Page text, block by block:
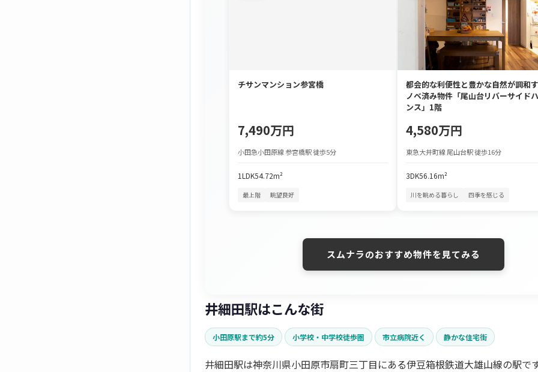
チサンマンション参宮橋
7,490万円
小田急小田原線 参宮橋駅 徒歩5分
1LDK54.72m²
最上階 眺望良好
都会的な利便性と豊かな自然が調和
ノベ済み物件「尾山台リバーサイド
ンス」1階
4,580万円
東急大井町線 尾山台駅 徒歩16分
3DK56.16m²
川を眺める暮らし 四季を感じる
スムナラのおすすめ物件を見てみる
井細田駅はこんな街
小田原駅まで約5分 小学校・中学校徒歩圏 市立病院近く 静かな住宅街
井細田駅は神奈川県小田原市扇町三丁目にある伊豆箱根鉄道大雄山線の駅で